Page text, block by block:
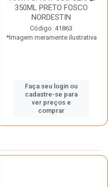
350ML PRETO FOSCO
NORDESTIN
Código: 41863
*Imagem meramente ilustrativa
Faça seu login ou
cadastre-se para
ver preços e
comprar